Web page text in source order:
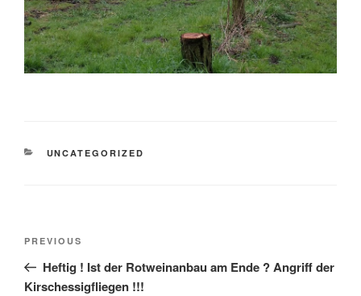
CATEGORIES
UNCATEGORIZED
Post
Previous
Post
PREVIOUS
Heftig ! Ist der Rotweinanbau am Ende ? Angriff der
Kirschessigfliegen !!!